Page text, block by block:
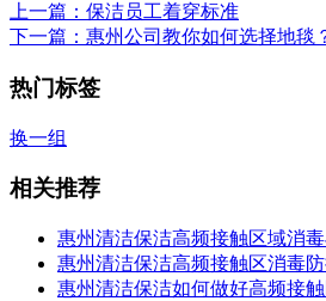
上一篇 ：保洁员工着穿标准
下一篇 ：惠州公司教你如何选择地毯
热门标签
换一组
相关推荐
惠州清洁保洁高频接触区域消
惠州清洁保洁高频接触区消毒
惠州清洁保洁如何做好高频接